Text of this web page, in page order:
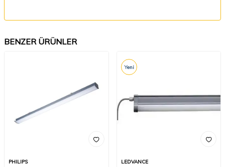
BENZER ÜRÜNLER
PHILIPS
Yeni
LEDVANCE